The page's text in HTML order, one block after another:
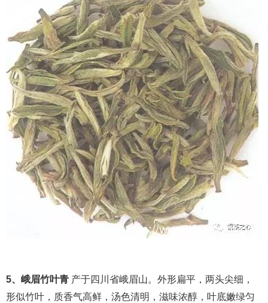
5、峨眉竹叶青 产于四川省峨眉山。外形扁平，两头尖细，
形似竹叶，质香气高鲜，汤色清明，滋味浓醇，叶底嫩绿匀